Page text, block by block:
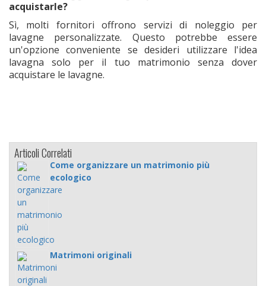
acquistarle?
Sì, molti fornitori offrono servizi di noleggio per
lavagne personalizzate. Questo potrebbe essere
un'opzione conveniente se desideri utilizzare l'idea
lavagna solo per il tuo matrimonio senza dover
acquistare le lavagne.
Articoli Correlati
Come organizzare un matrimonio più
ecologico
Matrimoni originali